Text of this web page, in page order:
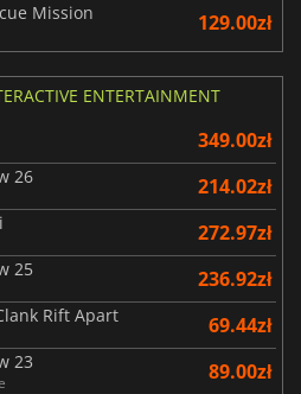
Mission
129.00zł
ENTERTAINMENT
349.00zł
26 214.02zł
272.97zł
25 236.92zł
Rift Apart 69.44zł
23 89.00zł